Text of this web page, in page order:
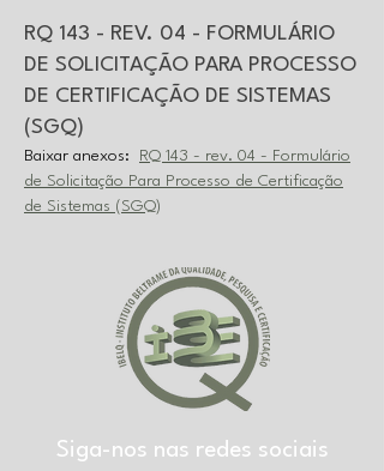
RQ 143 - REV. 04 - FORMULÁRIO
DE SOLICITAÇÃO PARA PROCESSO
DE CERTIFICAÇÃO DE SISTEMAS
(SGQ)
Baixar anexos:
RQ 143 - rev. 04 - Formulário
de Solicitação Para Processo de Certificação
de Sistemas (SGQ)
Siga-nos nas redes sociais